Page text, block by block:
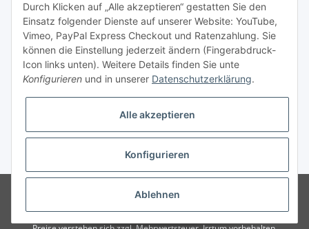
Gesetzliche Informationen
Vertrag widerrufen
* Alle Preise zzgl. gesetzlicher USt., zzgl.Versand
Unser Webshop richtet sich an gewerbliche
öffentliche Institutionen. Kein Verkauf an Verbraucher i.S.d. § 13 BGB alle
Durch Klicken auf „Alle akzeptieren“ gestatten Sie den
Einsatz folgender Dienste auf unserer Website: YouTube,
Vimeo, PayPal Express Checkout und Ratenzahlung. Sie
können die Einstellung jederzeit ändern (Fingerabdruck-
Icon links unten). Weitere Details finden Sie unte
Konfigurieren und in unserer Datenschutzerklärung.
Alle akzeptieren
Konfigurieren
Ablehnen